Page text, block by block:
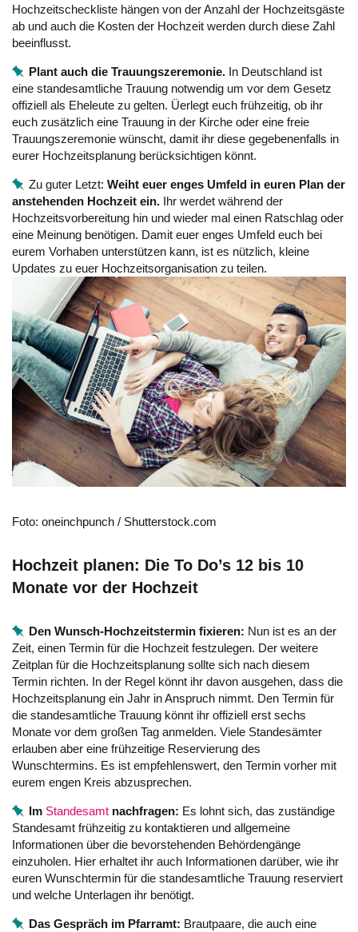
Hochzeitscheckliste hängen von der Anzahl der Hochzeitsgäste
ab und auch die Kosten der Hochzeit werden durch diese Zahl
beeinflusst.
Plant auch die Trauungszeremonie. In Deutschland ist
eine standesamtliche Trauung notwendig um vor dem Gesetz
offiziell als Eheleute zu gelten. Üerlegt euch frühzeitig, ob ihr
euch zusätzlich eine Trauung in der Kirche oder eine freie
Trauungszeremonie wünscht, damit ihr diese gegebenenfalls in
eurer Hochzeitsplanung berücksichtigen könnt.
Zu guter Letzt: Weiht euer enges Umfeld in euren Plan der
anstehenden Hochzeit ein. Ihr werdet während der
Hochzeitsvorbereitung hin und wieder mal einen Ratschlag oder
eine Meinung benötigen. Damit euer enges Umfeld euch bei
eurem Vorhaben unterstützen kann, ist es nützlich, kleine
Updates zu euer Hochzeitsorganisation zu teilen.
Foto: oneinchpunch / Shutterstock.com
Hochzeit planen: Die To Do’s 12 bis 10
Monate vor der Hochzeit
Den Wunsch-Hochzeitstermin fixieren: Nun ist es an der
Zeit, einen Termin für die Hochzeit festzulegen. Der weitere
Zeitplan für die Hochzeitsplanung sollte sich nach diesem
Termin richten. In der Regel könnt ihr davon ausgehen, dass die
Hochzeitsplanung ein Jahr in Anspruch nimmt. Den Termin für
die standesamtliche Trauung könnt ihr offiziell erst sechs
Monate vor dem großen Tag anmelden. Viele Standesämter
erlauben aber eine frühzeitige Reservierung des
Wunschtermins. Es ist empfehlenswert, den Termin vorher mit
eurem engen Kreis abzusprechen.
Im Standesamt nachfragen: Es lohnt sich, das zuständige
Standesamt frühzeitig zu kontaktieren und allgemeine
Informationen über die bevorstehenden Behördengänge
einzuholen. Hier erhaltet ihr auch Informationen darüber, wie ihr
euren Wunschtermin für die standesamtliche Trauung reserviert
und welche Unterlagen ihr benötigt.
Das Gespräch im Pfarramt: Brautpaare, die auch eine